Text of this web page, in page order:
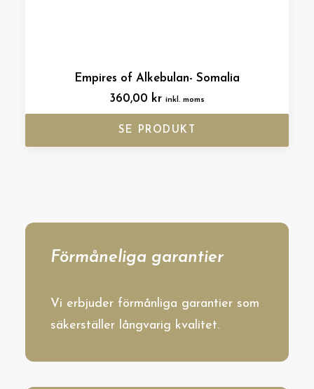
Empires of Alkebulan- Somalia
360,00 kr inkl. moms
SE PRODUKT
Förmåneliga garantier
Vi erbjuder förmånliga garantier som
säkerställer långvarig kvalitet.